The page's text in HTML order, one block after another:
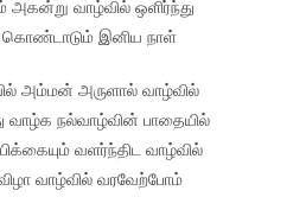
வாழ்வில் ஒளிர்ந்து
இனிய நாள்
அம்மன் அருளால் வாழ்வில்
வாழ்க நல்வாழ்வின் பாதையில்
வளர்ந்திட வாழ்வில்
வாழ்வில் வரவேற்போம்